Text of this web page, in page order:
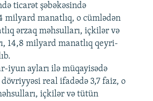
ticarət şəbəkəsində
milyard manatlıq, o cümlədən
ərzaq məhsulları, içkilər və
14,8 milyard manatlıq qeyri-
iyun ayları ilə müqayisədə
real ifadədə 3,7 faiz, o
içkilər və tütün